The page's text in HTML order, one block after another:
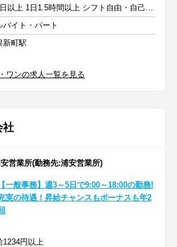
週1日以上 1日1.5時間以上 シフト自由・自己申告
バイト・パート
新町駅
ワンの求人一覧を見る
社
営業所(勤務先:浦安営業所)
【一般事務】週3～5日で9:00～18:00の勤務!
実の待遇！昇給チャンスもボーナスも年2
1234円以上